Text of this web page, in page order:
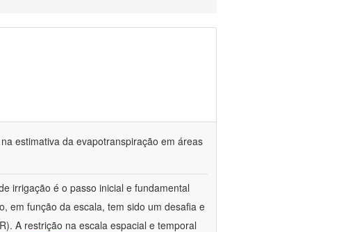
estimativa da evapotranspiração em áreas
irrigação é o passo inicial e fundamental
em função da escala, tem sido um desafia e
A restrição na escala espacial e temporal